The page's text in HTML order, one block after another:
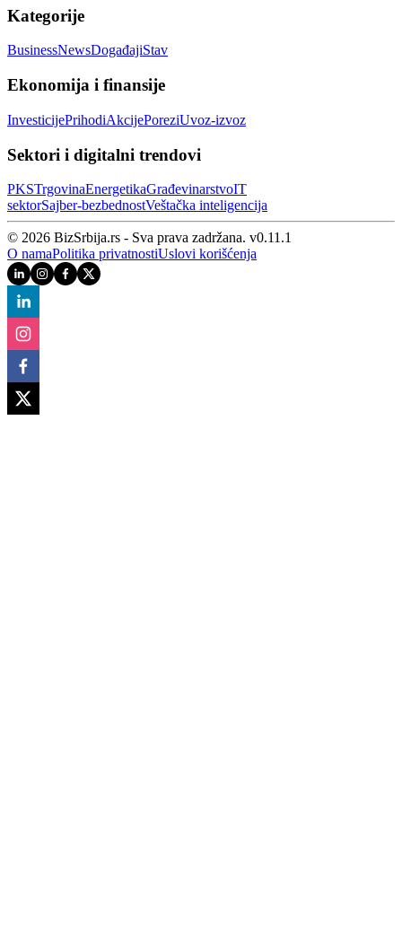
Kategorije
BusinessNewsDogađajiStav
Ekonomija i finansije
InvesticijePrihodiAkcijePoreziUvoz-izvoz
Sektori i digitalni trendovi
PKSTrgovinaEnergetikaGrađevinarstvoIT
sektorSajber‑bezbednostVeštačka inteligencija
© 2026 BizSrbija.rs - Sva prava zadržana. v0.11.1
O namaPolitika privatnostiUslovi korišćenja